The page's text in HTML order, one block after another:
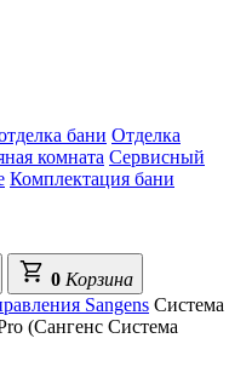
бани Отделка
комната Сервисный
Комплектация бани
0 Корзина
Sangens Система
(Сангенс Система